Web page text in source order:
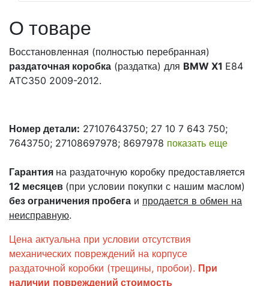
О товаре
Восстановленная (полностью перебранная)
раздаточная коробка (раздатка) для BMW X1 E84
ATC350 2009-2012.
Номер детали: 27107643750; 27 10 7 643 750;
7643750; 27108697978; 8697978 показать еще
Гарантия на раздаточную коробку предоставляется
12 месяцев (при условии покупки с нашим маслом)
без ограничения пробега и продается в обмен на
неисправную.
Цена актуальна при условии отсутствия
механических повреждений на корпусе
раздаточной коробки (трещины, пробои). При
наличии повреждений стоимость